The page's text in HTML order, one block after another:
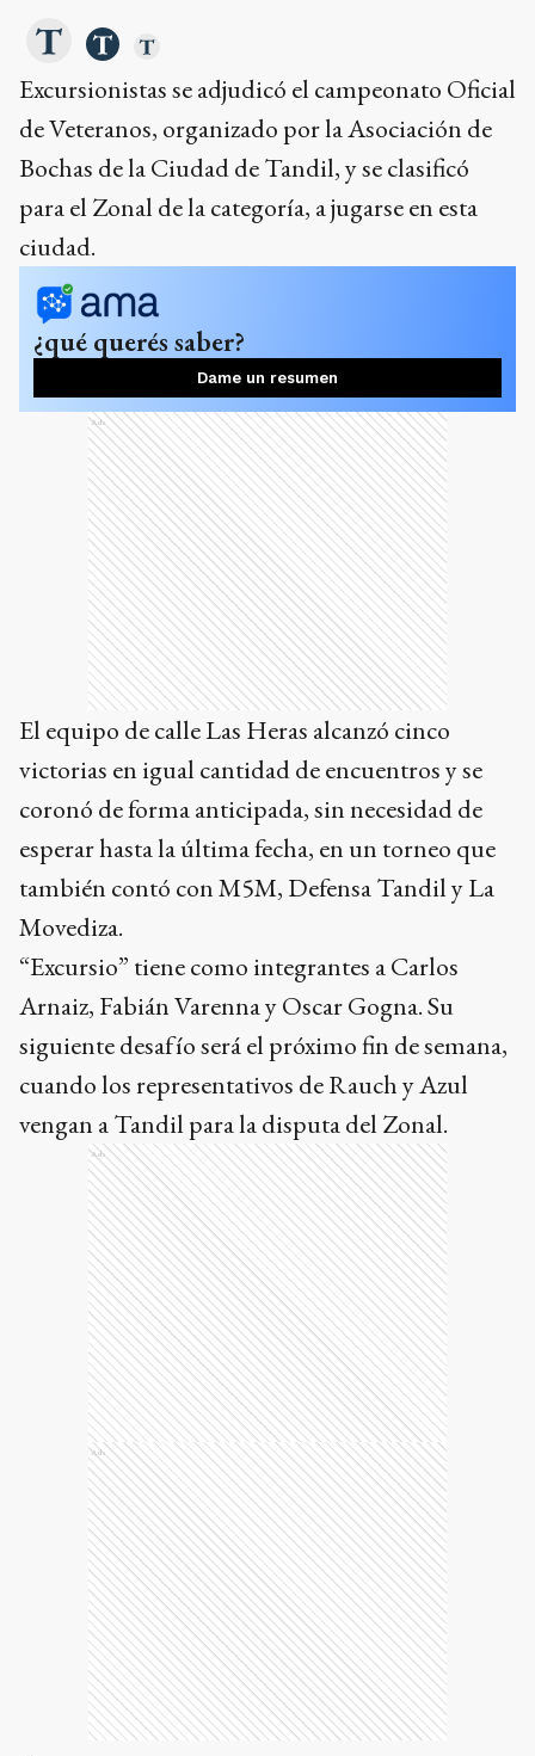
Excursionistas se adjudicó el campeonato Oficial
de Veteranos, organizado por la Asociación de
Bochas de la Ciudad de Tandil, y se clasificó
para el Zonal de la categoría, a jugarse en esta
ciudad.
¿qué querés saber?
Dame un resumen
Ads
El equipo de calle Las Heras alcanzó cinco
victorias en igual cantidad de encuentros y se
coronó de forma anticipada, sin necesidad de
esperar hasta la última fecha, en un torneo que
también contó con M5M, Defensa Tandil y La
Movediza.
“Excursio” tiene como integrantes a Carlos
Arnaiz, Fabián Varenna y Oscar Gogna. Su
siguiente desafío será el próximo fin de semana,
cuando los representativos de Rauch y Azul
vengan a Tandil para la disputa del Zonal.
Ads
Ads